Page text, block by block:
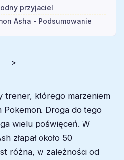
przyjaciel
Asha - Podsumowanie
>
trener, którego marzeniem
Pokemon. Droga do tego
wielu poświęceń. W
złapał około 50
różna, w zależności od